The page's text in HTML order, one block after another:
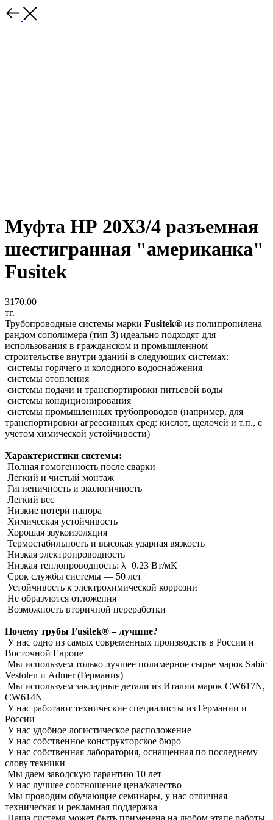
Муфта НР 20Х3/4 разъемная
шестигранная "американка"
Fusitek
3170,00
тг.
Трубопроводные системы марки Fusitek® из полипропилена
рандом сополимера (тип 3) идеально подходят для
использования в гражданском и промышленном
строительстве внутри зданий в следующих системах:
системы горячего и холодного водоснабжения
системы отопления
системы подачи и транспортировки питьевой воды
системы кондиционирования
системы промышленных трубопроводов (например, для
транспортировки агрессивных сред: кислот, щелочей и т.п., с
учётом химической устойчивости)
Характеристики системы:
Полная гомогенность после сварки
Легкий и чистый монтаж
Гигиеничность и экологичность
Легкий вес
Низкие потери напора
Химическая устойчивость
Хорошая звукоизоляция
Термостабильность и высокая ударная вязкость
Низкая электропроводность
Низкая теплопроводность: λ=0.23 Вт/мК
Срок службы системы ― 50 лет
Устойчивость к электрохимической коррозии
Не образуются отложения
Возможность вторичной переработки
Почему трубы Fusitek® – лучшие?
У нас одно из самых современных производств в России и
Восточной Европе
Мы используем только лучшее полимерное сырье марок Sabic
Vestolen и Admer (Германия)
Мы используем закладные детали из Италии марок CW617N,
CW614N
У нас работают технические специалисты из Германии и
России
У нас удобное логистическое расположение
У нас собственное конструкторское бюро
У нас собственная лаборатория, оснащенная по последнему
слову техники
Мы даем заводскую гарантию 10 лет
У нас лучшее соотношение цена/качество
Мы проводим обучающие семинары, у нас отличная
техническая и рекламная поддержка
Наша система может быть применена на любом этапе работы